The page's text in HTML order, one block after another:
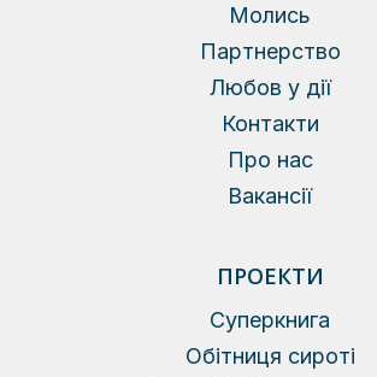
Молись
Партнерство
Любов у дії
Контакти
Про нас
Вакансії
ПРОЕКТИ
Суперкнига
Обітниця сироті